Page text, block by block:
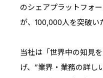
IR情報トップ
IRスケジュール
採用情報
採用サイト（日本）
新卒採用
のシェアプラットフォ
が、100,000人を突破い
当社は「世界中の知見
げ、”業界・業務の詳し